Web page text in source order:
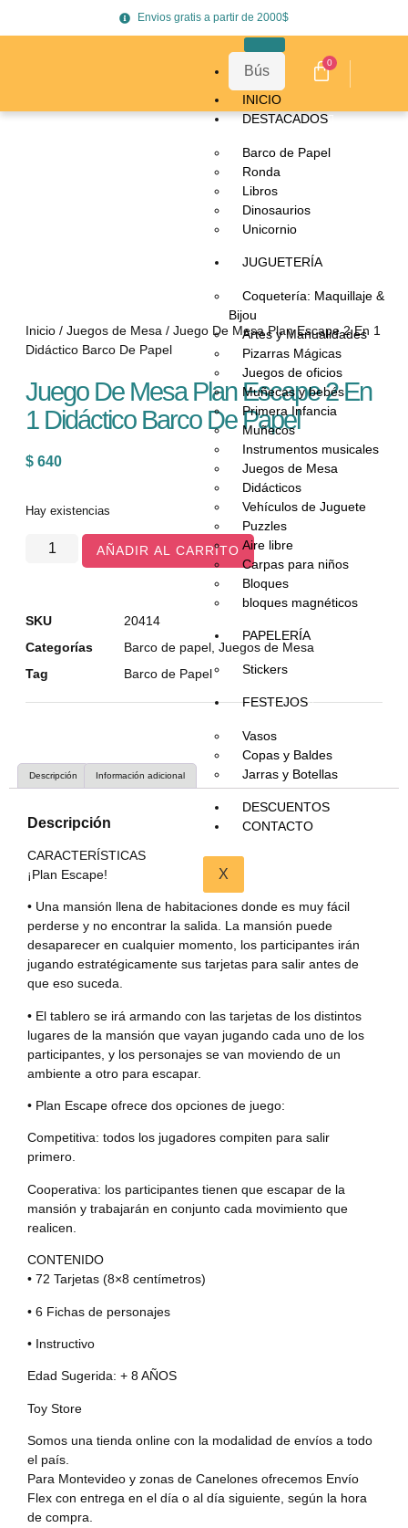
Envios gratis a partir de 2000$
INICIO
DESTACADOS
Barco de Papel
Ronda
Libros
Dinosaurios
Unicornio
JUGUETERÍA
Coquetería: Maquillaje &
Bijou
Artes y Manualidades
Pizarras Mágicas
Juegos de oficios
Muñecas y bebés
Primera Infancia
Muñecos
Instrumentos musicales
Juegos de Mesa
Didácticos
Vehículos de Juguete
Puzzles
Aire libre
Carpas para niños
Bloques
bloques magnéticos
PAPELERÍA
Stickers
FESTEJOS
Vasos
Copas y Baldes
Jarras y Botellas
DESCUENTOS
CONTACTO
X
0
Inicio / Juegos de Mesa / Juego De Mesa Plan Escape 2 En 1
Didáctico Barco De Papel
Juego De Mesa Plan Escape 2 En
1 Didáctico Barco De Papel
$ 640
Hay existencias
AÑADIR AL CARRITO
SKU
20414
Categorías
Barco de papel Juegos de Mesa
Tag
Barco de Papel
Descripción Información adicional
Descripción
CARACTERÍSTICAS
¡Plan Escape!
• Una mansión llena de habitaciones donde es muy fácil
perderse y no encontrar la salida. La mansión puede
desaparecer en cualquier momento, los participantes irán
jugando estratégicamente sus tarjetas para salir antes de
que eso suceda.
• El tablero se irá armando con las tarjetas de los distintos
lugares de la mansión que vayan jugando cada uno de los
participantes, y los personajes se van moviendo de un
ambiente a otro para escapar.
• Plan Escape ofrece dos opciones de juego:
Competitiva: todos los jugadores compiten para salir
primero.
Cooperativa: los participantes tienen que escapar de la
mansión y trabajarán en conjunto cada movimiento que
realicen.
CONTENIDO
• 72 Tarjetas (8×8 centímetros)
• 6 Fichas de personajes
• Instructivo
Edad Sugerida: + 8 AÑOS
Toy Store
Somos una tienda online con la modalidad de envíos a todo
el país.
Para Montevideo y zonas de Canelones ofrecemos Envío
Flex con entrega en el día o al día siguiente, según la hora
de compra.